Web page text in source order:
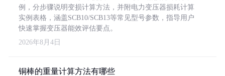
例，分步骤说明变损计算方法，并附电力变压器损耗计算
实例表格，涵盖SCB10/SCB13等常见型号参数，指导用户
快速掌握变压器能效评估要点。
2026年8月4日
铜棒的重量计算方法有哪些